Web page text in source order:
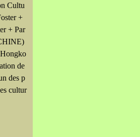
Cultu
+
+ Par
de
des p
cultur